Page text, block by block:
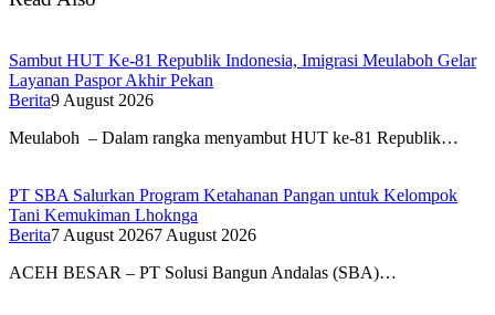
Sambut HUT Ke-81 Republik Indonesia, Imigrasi Meulaboh Gelar
Layanan Paspor Akhir Pekan
Berita9 August 2026
Meulaboh – Dalam rangka menyambut HUT ke-81 Republik…
PT SBA Salurkan Program Ketahanan Pangan untuk Kelompok
Tani Kemukiman Lhoknga
Berita7 August 20267 August 2026
ACEH BESAR – PT Solusi Bangun Andalas (SBA)…